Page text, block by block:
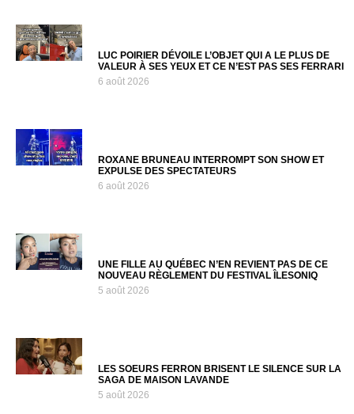
LUC POIRIER DÉVOILE L’OBJET QUI A LE PLUS DE
VALEUR À SES YEUX ET CE N’EST PAS SES FERRARI
6 août 2026
ROXANE BRUNEAU INTERROMPT SON SHOW ET
EXPULSE DES SPECTATEURS
6 août 2026
UNE FILLE AU QUÉBEC N’EN REVIENT PAS DE CE
NOUVEAU RÈGLEMENT DU FESTIVAL ÎLESONIQ
5 août 2026
LES SOEURS FERRON BRISENT LE SILENCE SUR LA
SAGA DE MAISON LAVANDE
5 août 2026